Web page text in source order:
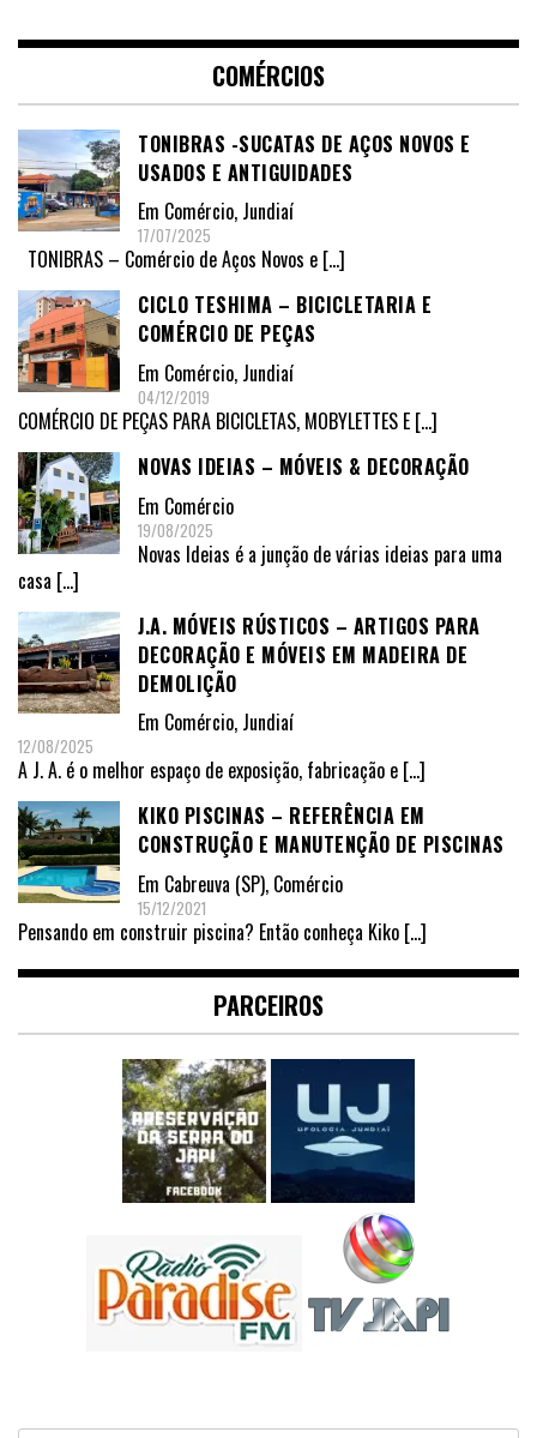
COMÉRCIOS
TONIBRAS -SUCATAS DE AÇOS NOVOS E
USADOS E ANTIGUIDADES
Em Comércio, Jundiaí
17/07/2025
TONIBRAS – Comércio de Aços Novos e […]
CICLO TESHIMA – BICICLETARIA E
COMÉRCIO DE PEÇAS
Em Comércio, Jundiaí
04/12/2019
COMÉRCIO DE PEÇAS PARA BICICLETAS, MOBYLETTES E […]
NOVAS IDEIAS – MÓVEIS & DECORAÇÃO
Em Comércio
19/08/2025
Novas Ideias é a junção de várias ideias para uma
casa […]
J.A. MÓVEIS RÚSTICOS – ARTIGOS PARA
DECORAÇÃO E MÓVEIS EM MADEIRA DE
DEMOLIÇÃO
Em Comércio, Jundiaí
12/08/2025
A J. A. é o melhor espaço de exposição, fabricação e […]
KIKO PISCINAS – REFERÊNCIA EM
CONSTRUÇÃO E MANUTENÇÃO DE PISCINAS
Em Cabreuva (SP), Comércio
15/12/2021
Pensando em construir piscina? Então conheça Kiko […]
PARCEIROS